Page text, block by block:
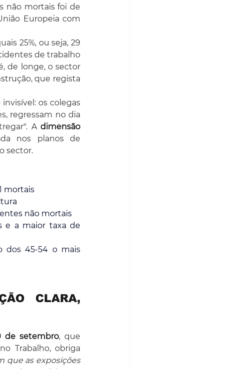
não mortais foi de
Europeia com
25%, ou seja, 29
de trabalho
de longe, o sector
que regista
os colegas
regressam no dia
A dimensão
nos planos de
sector.
mortais
não mortais
e a maior taxa de
dos 45-54 o mais
CLARA,
de setembro, que
Trabalho, obriga
que as exposições